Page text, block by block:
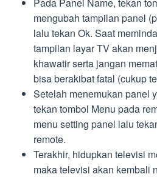
mengubah tampilan panel
lalu tekan Ok. Saat
tampilan layar TV akan
khawatir serta jangan
bisa berakibat fatal (cukup
Setelah menemukan panel
tekan tombol Menu pada
menu setting panel lalu
remote.
Terakhir, hidupkan televisi
maka televisi akan kembali